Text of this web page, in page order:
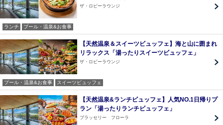
ザ・ロビーラウンジ
ランチ プール・温泉&お食事
【天然温泉＆スイーツビュッフェ】海と山に囲まれ
リラックス「湯ったりスイーツビュッフェ」
ザ・ロビーラウンジ
プール・温泉&お食事 スイーツビュッフェ
【天然温泉&ランチビュッフェ】人気NO.1日帰りプ
ラン「湯ったりランチビュッフェ」
ブラッセリー フローラ